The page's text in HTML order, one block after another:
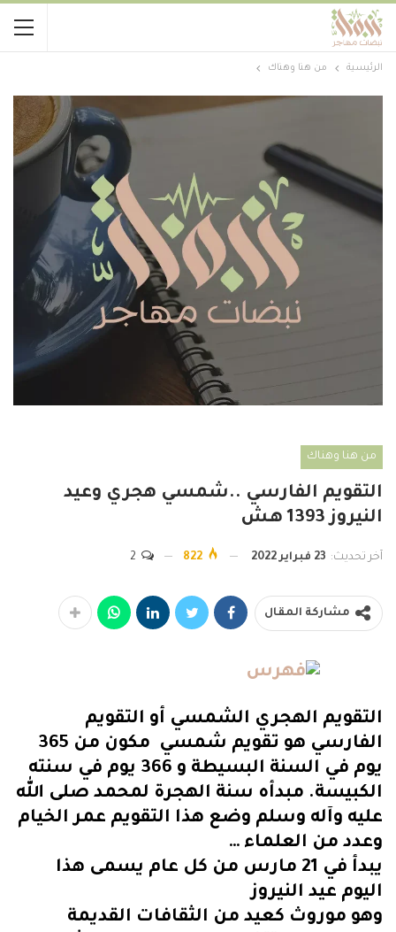
الرئيسية من هنا وهناك
من هنا وهناك
التقويم الفارسي ..شمسي هجري وعيد
النيروز 1393 هـش
آخر تحديث: 23 فبراير 2022
مشاركة المقال
التقويم الهجري الشمسي أو التقويم
الفارسي هو تقويم شمسي مكون من 365
يوم في السنة البسيطة و 366 يوم في سنته
الكبيسة. مبدأه سنة الهجرة لمحمد صلى الله
عليه وآله وسلم وضع هذا التقويم عمر الخيام
وعدد من العلماء …
يبدأ في 21 مارس من كل عام يسمى هذا
اليوم عيد النيروز
وهو موروث كعيد من الثقافات القديمة